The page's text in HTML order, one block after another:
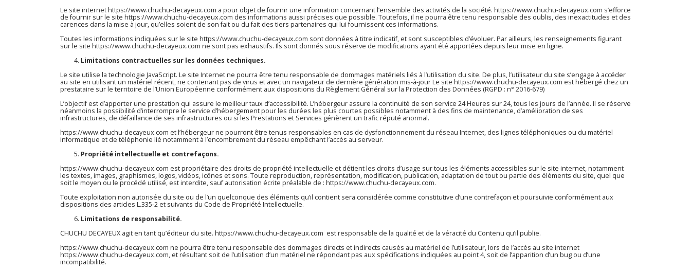
Le site internethttps://www.chuchu-decayeux.com a pour objet de fournir une information concernant l’ensemble des activités de la société. https://www.chuchu-decayeux.com s’efforce
de fournir sur le site https://www.chuchu-decayeux.com des informations aussi précises que possible. Toutefois, il ne pourra être tenu responsable des oublis, des inexactitudes et des
carences dans la mise à jour, qu’elles soient de son fait ou du fait des tiers partenaires qui lui fournissent ces informations.
Toutes les informations indiquées sur le site https://www.chuchu-decayeux.com sont données à titre indicatif, et sont susceptibles d’évoluer. Par ailleurs, les renseignements figurant
sur le site https://www.chuchu-decayeux.com ne sont pas exhaustifs. Ils sont donnés sous réserve de modifications ayant été apportées depuis leur mise en ligne.
Limitations contractuelles sur les données techniques.
Le site utilise la technologie JavaScript. Le site Internet ne pourra être tenu responsable de dommages matériels liés à l’utilisation du site. De plus, l’utilisateur du site s’engage à accéder
au site en utilisant un matériel récent, ne contenant pas de virus et avec un navigateur de dernière génération mis-à-jour Le site https://www.chuchu-decayeux.com est hébergé chez un
prestataire sur le territoire de l’Union Européenne conformément aux dispositions du Règlement Général sur la Protection des Données (RGPD : n° 2016-679)
L’objectif est d’apporter une prestation qui assure le meilleur taux d’accessibilité. L’hébergeur assure la continuité de son service 24 Heures sur 24, tous les jours de l’année. Il se réserve
néanmoins la possibilité d’interrompre le service d’hébergement pour les durées les plus courtes possibles notamment à des fins de maintenance, d’amélioration de ses
infrastructures, de défaillance de ses infrastructures ou si les Prestations et Services génèrent un trafic réputé anormal.
https://www.chuchu-decayeux.com et l’hébergeur ne pourront être tenus responsables en cas de dysfonctionnement du réseau Internet, des lignes téléphoniques ou du matériel
informatique et de téléphonie lié notamment à l’encombrement du réseau empêchant l’accès au serveur.
Propriété intellectuelle et contrefaçons.
https://www.chuchu-decayeux.com est propriétaire des droits de propriété intellectuelle et détient les droits d’usage sur tous les éléments accessibles sur le site internet, notamment
les textes, images, graphismes, logos, vidéos, icônes et sons. Toute reproduction, représentation, modification, publication, adaptation de tout ou partie des éléments du site, quel que
soit le moyen ou le procédé utilisé, est interdite, sauf autorisation écrite préalable de : https://www.chuchu-decayeux.com.
Toute exploitation non autorisée du site ou de l’un quelconque des éléments qu’il contient sera considérée comme constitutive d’une contrefaçon et poursuivie conformément aux
dispositions des articles L.335-2 et suivants du Code de Propriété Intellectuelle.
Limitations de responsabilité.
CHUCHU DECAYEUX agit en tant qu’éditeur du site. https://www.chuchu-decayeux.com est responsable de la qualité et de la véracité du Contenu qu’il publie.
https://www.chuchu-decayeux.com ne pourra être tenu responsable des dommages directs et indirects causés au matériel de l’utilisateur, lors de l’accès au site internet
https://www.chuchu-decayeux.com, et résultant soit de l’utilisation d’un matériel ne répondant pas aux spécifications indiquées au point 4, soit de l’apparition d’un bug ou d’une
incompatibilité.